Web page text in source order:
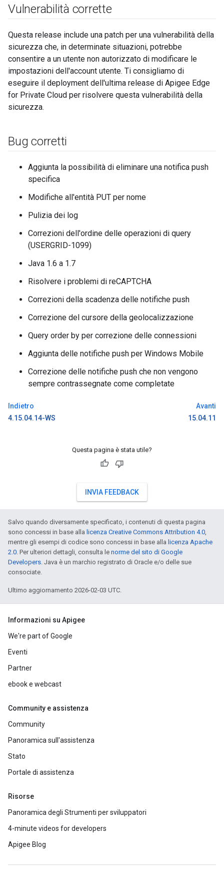
Vulnerabilità corrette
Questa release include una patch per una vulnerabilità della
sicurezza che, in determinate situazioni, potrebbe
consentire a un utente non autorizzato di modificare le
impostazioni dell'account utente. Ti consigliamo di
eseguire il deployment dell'ultima release di Apigee Edge
for Private Cloud per risolvere questa vulnerabilità della
sicurezza.
Bug corretti
Aggiunta la possibilità di eliminare una notifica push
specifica
Modifiche all'entità PUT per nome
Pulizia dei log
Correzioni dell'ordine delle operazioni di query
(USERGRID-1099)
Java 1.6 a 1.7
Risolvere i problemi di reCAPTCHA
Correzioni della scadenza delle notifiche push
Correzione del cursore della geolocalizzazione
Query order by per correzione delle connessioni
Aggiunta delle notifiche push per Windows Mobile
Correzione delle notifiche push che non vengono
sempre contrassegnate come completate
Indietro
4.15.04.14-WS
Avanti
15.04.11
Questa pagina è stata utile?
INVIA FEEDBACK
Salvo quando diversamente specificato, i contenuti di questa pagina
sono concessi in base alla licenza Creative Commons Attribution 4.0,
mentre gli esempi di codice sono concessi in base alla licenza Apache
2.0. Per ulteriori dettagli, consulta le norme del sito di Google
Developers. Java è un marchio registrato di Oracle e/o delle sue
consociate.
Ultimo aggiornamento 2026-02-03 UTC.
Informazioni su Apigee
We're part of Google
Eventi
Partner
ebook e webcast
Community e assistenza
Community
Panoramica sull'assistenza
Stato
Portale di assistenza
Risorse
Panoramica degli Strumenti per sviluppatori
4-minute videos for developers
Apigee Blog